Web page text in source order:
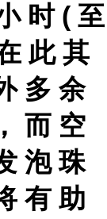
时 ( 至
此 其
多 余
而 空
泡 珠
有 助